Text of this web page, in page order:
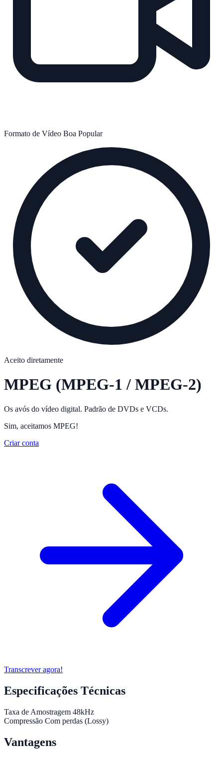
Formato de Vídeo Boa Popular
Aceito diretamente
MPEG (MPEG-1 / MPEG-2)
Os avós do vídeo digital. Padrão de DVDs e VCDs.
Sim, aceitamos MPEG!
Criar conta
Transcrever agora!
Especificações Técnicas
Taxa de Amostragem 48kHz
Compressão Com perdas (Lossy)
Vantagens